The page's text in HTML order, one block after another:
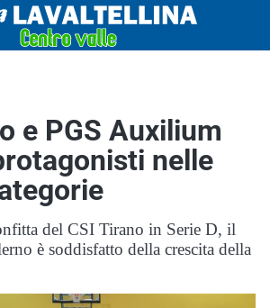
e PGS Auxilium
nelle
del CSI Tirano in Serie D, il
è soddisfatto della crescita della